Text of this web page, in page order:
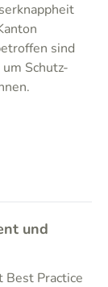
sind
Schutz-
und
Practice